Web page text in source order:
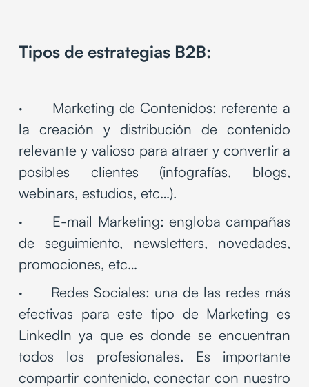
Tipos de estrategias B2B:
· Marketing de Contenidos: referente a
la creación y distribución de contenido
relevante y valioso para atraer y convertir a
posibles clientes (infografías, blogs,
webinars, estudios, etc…).
· E-mail Marketing: engloba campañas
de seguimiento, newsletters, novedades,
promociones, etc…
· Redes Sociales: una de las redes más
efectivas para este tipo de Marketing es
LinkedIn ya que es donde se encuentran
todos los profesionales. Es importante
compartir contenido, conectar con nuestro